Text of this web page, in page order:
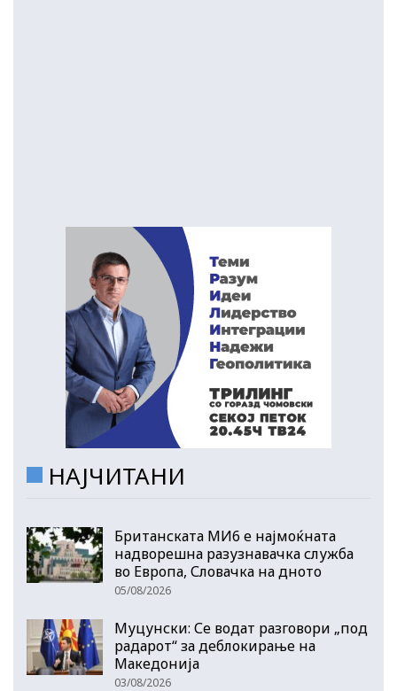
НАЈЧИТАНИ
Британската МИ6 е најмоќната
надворешна разузнавачка служба
во Европа, Словачка на дното
05/08/2026
Муцунски: Се водат разговори „под
радарот“ за деблокирање на
Македонија
03/08/2026